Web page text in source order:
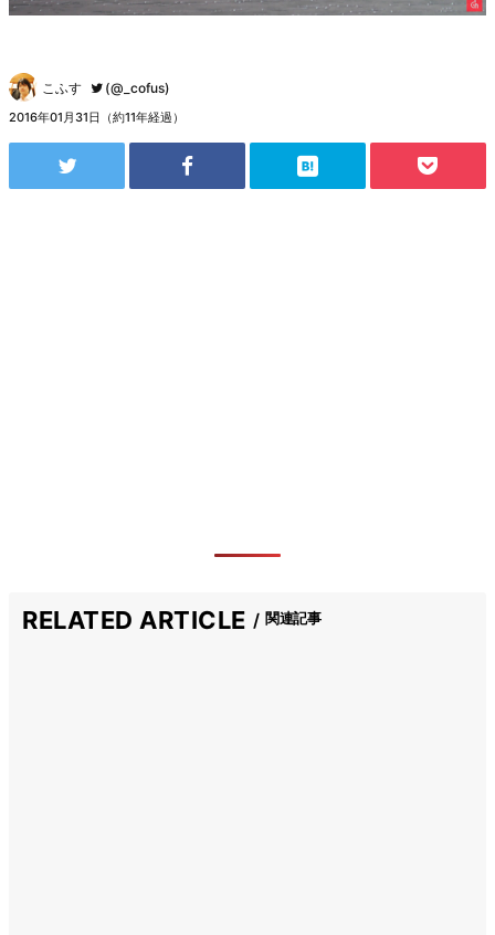
こふす (@_cofus)
2016年01月31日（約11年経過）
RELATED ARTICLE 関連記事